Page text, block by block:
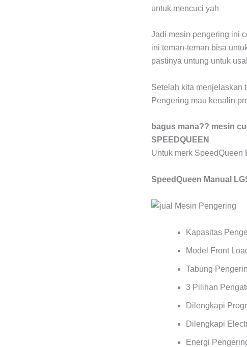
untuk mencuci yah
Jadi mesin pengering ini
ini teman-teman bisa
pastinya untung untuk
Setelah kita menjelaskan
Pengering mau kenalin
bagus mana?? mesin
SPEEDQUEEN
Untuk merk SpeedQueen
SpeedQueen Manual
Kapasitas
Model Front
Tabung
3 Pilihan
Dilengkapi
Dilengkapi
Energi